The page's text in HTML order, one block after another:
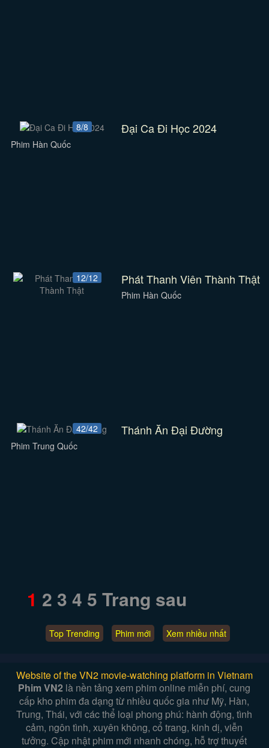
8/8 Đại Ca Đi Học 2024
Phim Hàn Quốc
12/12 Phát Thanh Viên Thành Thật
Phim Hàn Quốc
42/42 Thánh Ăn Đại Đường
Phim Trung Quốc
1 2 3 4 5 Trang sau
Top Trending Phim mới Xem nhiều nhất
Website of the VN2 movie-watching platform in Vietnam
Phim VN2 là nền tảng xem phim online miễn phí, cung
cấp kho phim đa dạng từ nhiều quốc gia như Mỹ, Hàn,
Trung, Thái, với các thể loại phong phú: hành động, tình
cảm, ngôn tình, xuyên không, cổ trang, kinh dị, viễn
tưởng. Cập nhật phim mới nhanh chóng, hỗ trợ thuyết